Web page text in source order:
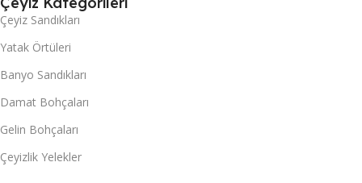
Çeyiz Sandıkları
Yatak Örtüleri
Banyo Sandıkları
Damat Bohçaları
Gelin Bohçaları
Çeyizlik Yelekler